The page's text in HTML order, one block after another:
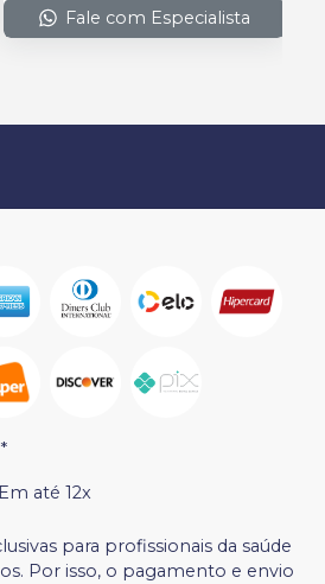
Fale com Especialista
Em até 12x
para profissionais da saúde
Por isso, o pagamento e envio